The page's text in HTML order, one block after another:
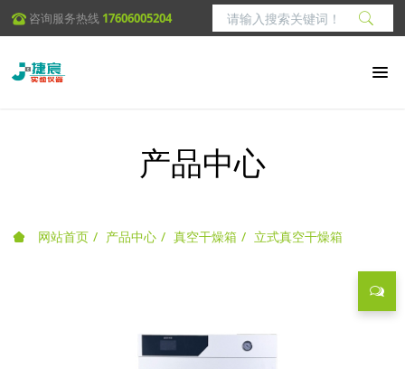
咨询服务热线 17606005204
产品中心
网站首页 产品中心 真空干燥箱 立式真空干燥箱